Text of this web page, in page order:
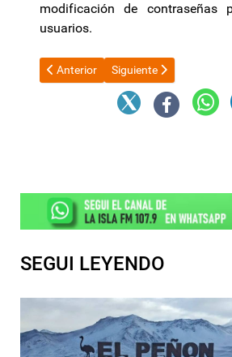
modificación de contraseñas
usuarios.
Artículo anterior: El Gobierno
Anterior Artículo siguiente:
Siguiente
SEGUI LEYENDO